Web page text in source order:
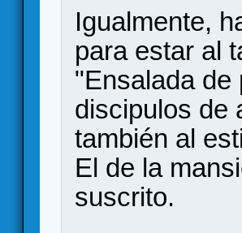
Igualmente,
para estar al
"Ensalada de
discipulos de
también al
El de la
suscrito.